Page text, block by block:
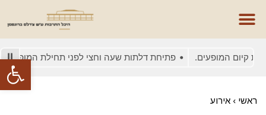
פתח המופעים. פתיחת דלתות שעה וחצי לפני תחילת המופע
ראשי › אירוע